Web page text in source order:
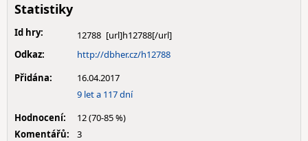
Statistiky
Id hry:
12788
Odkaz:
http://dbher.cz/h12788
Přidána:
16.04.2017
9 let a 117 dní
Hodnocení:
12 (70-85 %)
Komentářů:
3